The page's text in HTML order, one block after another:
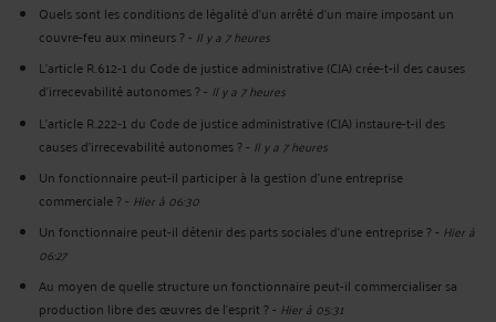
Quels sont les conditions de légalité d'un arrêté d'un maire imposant un
couvre-feu aux mineurs ?- Il y a 7 heures
L’article R.612‑1 du Code de justice administrative (CJA) crée-t-il des causes
d’irrecevabilité autonomes ?- Il y a 7 heures
L’article R.222‑1 du Code de justice administrative (CJA) instaure-t-il des
causes d’irrecevabilité autonomes ?- Il y a 7 heures
Un fonctionnaire peut-il participer à la gestion d’une entreprise
commerciale ?- Hier à 06:30
Un fonctionnaire peut-il détenir des parts sociales d’une entreprise ?- Hier à
06:27
Au moyen de quelle structure un fonctionnaire peut-il commercialiser sa
production libre des œuvres de l’esprit ?- Hier à 05:31